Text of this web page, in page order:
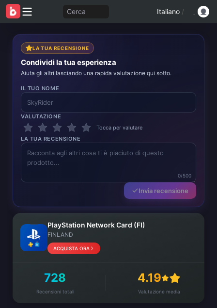
Cerca Italiano /
LA TUA RECENSIONE
Condividi la tua esperienza
Aiuta gli altri lasciando una rapida valutazione qui sotto.
IL TUO NOME
VALUTAZIONE
Tocca per valutare
LA TUA RECENSIONE
0/500
Invia recensione
PlayStation Network Card (FI)
FINLAND
ACQUISTA ORA
728
Recensioni totali
4.19
Valutazione media